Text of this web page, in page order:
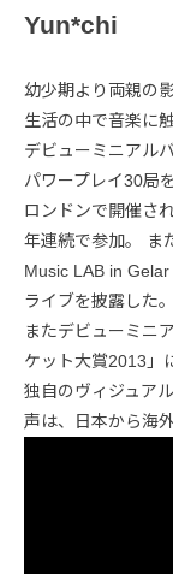
Yun*chi
幼少期より両親の
生活の中で音楽に
デビューミニアル
パワープレイ30局
ロンドンで開催さ
年連続で参加。 ま
Music LAB in
ライブを披露した。
またデビューミニ
ケット大賞2013」
独自のヴィジュア
声は、日本から海